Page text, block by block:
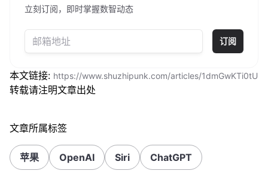
立刻订阅，即时掌握数智动态
订阅
本文链接: https://www.shuzhipunk.com/articles/1dmGwKTi0tU
转载请注明文章出处
文章所属标签
苹果 OpenAI Siri ChatGPT